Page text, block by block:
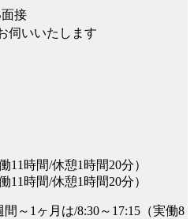
接
伺いいたします
時間/休憩1時間20分）
時間/休憩1時間20分）
～1ヶ月は/8:30～17:15（実働8